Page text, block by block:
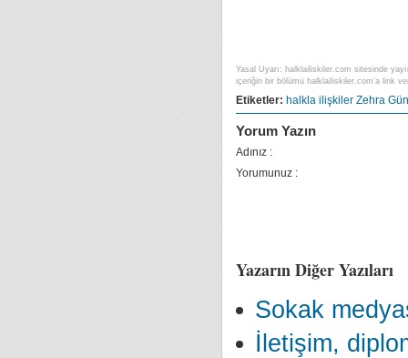
Yasal Uyarı: halklailiskiler.com sitesinde
içeriğin bir bölümü halklailiskiler.com’a link
Etiketler: halkla ilişkiler Zehra
Yorum Yazın
Adınız :
Yorumunuz :
Yazarın Diğer Yazıları
Sokak
İletişim,